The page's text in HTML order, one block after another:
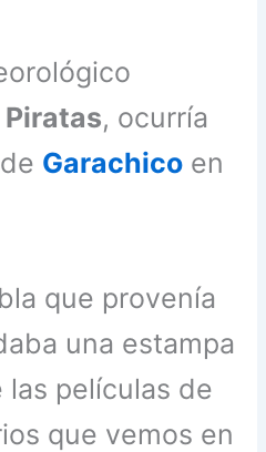
, ocurría
Garachico en
que provenía
una estampa
las películas de
que vemos en